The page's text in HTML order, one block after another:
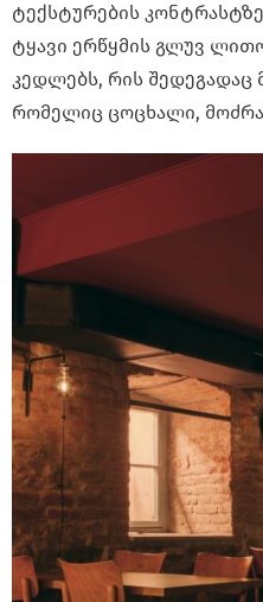
ტექსტურების
ტყავი ერწყმის გლუვ
კედლებს, რის შედეგადაც
რომელიც ცოცხალი,